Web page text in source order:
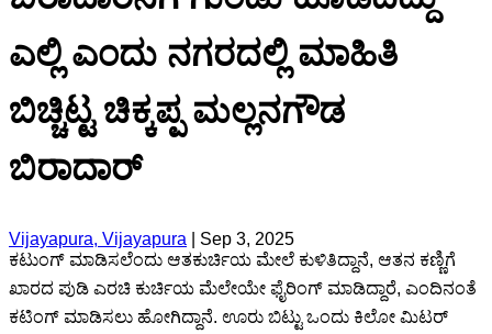
ಎಲ್ಲಿ ಎಂದು ನಗರದಲ್ಲಿ ಮಾಹಿತಿ
ಬಿಚ್ಚಿಟ್ಟ ಚಿಕ್ಕಪ್ಪ ಮಲ್ಲನಗೌಡ
ಬಿರಾದಾರ್
Vijayapura, Vijayapura
Sep 3, 2025
ಕಟುಂಗ್ ಮಾಡಿಸಲೆಂದು ಆತಕುರ್ಚಿಯ ಮೇಲೆ ಕುಳಿತಿದ್ದಾನೆ, ಆತನ ಕಣ್ಣಿಗೆ
ಖಾರದ ಪುಡಿ ಎರಚಿ ಕುರ್ಚಿಯ ಮೆಲೇಯೇ ಫೈರಿಂಗ್ ಮಾಡಿದ್ದಾರೆ, ಎಂದಿನಂತೆ
ಕಟಿಂಗ್ ಮಾಡಿಸಲು ಹೋಗಿದ್ದಾನೆ. ಊರು ಬಿಟ್ಟು ಒಂದು ಕಿಲೋ ಮಿಟರ್